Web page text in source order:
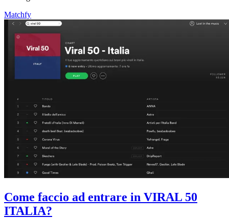
Matchfy
Come faccio ad entrare in VIRAL 50
ITALIA?